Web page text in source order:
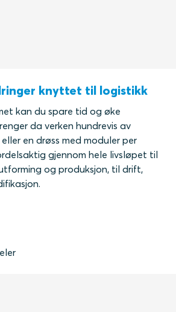
knyttet til logistikk
kan du spare tid og øke
da verken hundrevis av
en drøss med moduler per
gjennom hele livsløpet til
og produksjon, til drift,